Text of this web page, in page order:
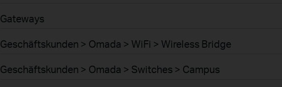
Gateways
Geschäftskunden > Omada > WiFi > Wireless Bridge
Geschäftskunden > Omada > Switches > Campus